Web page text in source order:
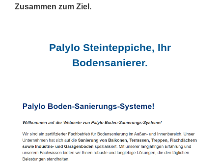
Zusammen zum Ziel.
Palylo Steinteppiche, Ihr
Bodensanierer.